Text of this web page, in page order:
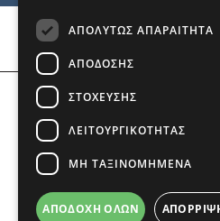
Αριθμός
COPYRIGHT © 2026
ΑΠΟΛΎΤΩΣ ΑΠΑΡΑΊΤΗΤΑ
ΑΠΌΔΟΣΗΣ
ΣΤΌΧΕΥΣΗΣ
ΛΕΙΤΟΥΡΓΙΚΌΤΗΤΑΣ
ΜΗ ΤΑΞΙΝΟΜΗΜΈΝΑ
ΑΠΟΔΟΧΉ ΌΛΩΝ